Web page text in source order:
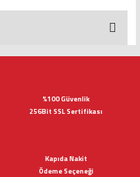
%100 Güvenlik
256Bit SSL Sertifikası
Kapıda Nakit
Ödeme Seçeneği